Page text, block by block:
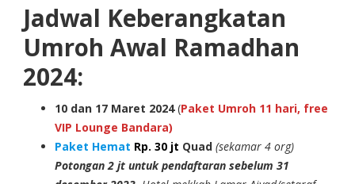
Jadwal Keberangkatan
Umroh Awal Ramadhan
2024:
10 dan 17 Maret 2024(Paket Umroh 11 hari, free
VIP Lounge Bandara)
Paket Hemat Rp. 30 jt Quad (sekamar 4 org)
Potongan 2 jt untuk pendaftaran sebelum 31